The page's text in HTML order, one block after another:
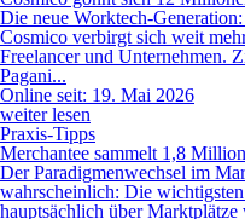
Die neue Worktech-
Cosmico verbirgt sich weit
Freelancer und Unternehmen.
Pagani...
Online seit: 19. Mai 2026
weiter lesen
Praxis-Tipps
Merchantee sammelt 1,8
Der Paradigmenwechsel im
wahrscheinlich: Die
hauptsächlich über